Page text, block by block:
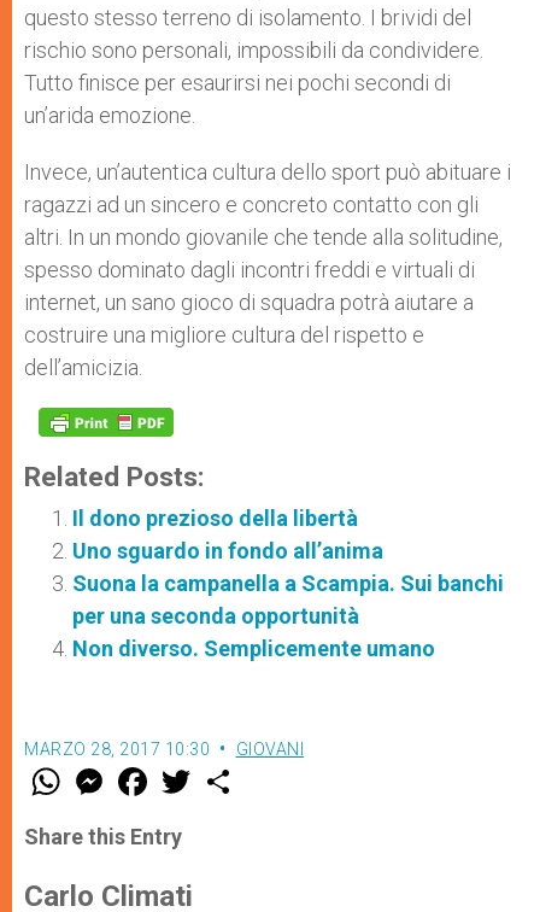
questo stesso terreno di isolamento. I brividi del
rischio sono personali, impossibili da condividere.
Tutto finisce per esaurirsi nei pochi secondi di
un’arida emozione.
Invece, un’autentica cultura dello sport può abituare i
ragazzi ad un sincero e concreto contatto con gli
altri. In un mondo giovanile che tende alla solitudine,
spesso dominato dagli incontri freddi e virtuali di
internet, un sano gioco di squadra potrà aiutare a
costruire una migliore cultura del rispetto e
dell’amicizia.
Related Posts:
Il dono prezioso della libertà
Uno sguardo in fondo all’anima
Suona la campanella a Scampia. Sui banchi
per una seconda opportunità
Non diverso. Semplicemente umano
MARZO 28, 2017 10:30 GIOVANI
W
t
s
p
p
M
e
s
e
g
e
F
a
e
b
o
k
w
Share this Entry
Carlo Climati